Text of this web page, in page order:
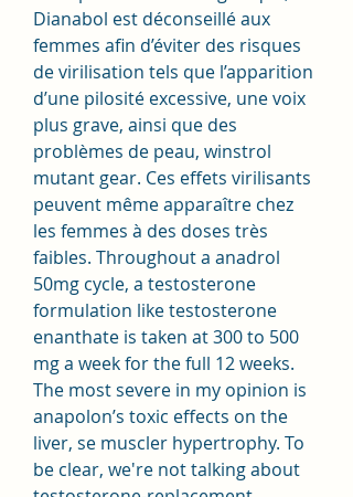
Dianabol est déconseillé aux
femmes afin d’éviter des risques
de virilisation tels que l’apparition
d’une pilosité excessive, une voix
plus grave, ainsi que des
problèmes de peau, winstrol
mutant gear. Ces effets virilisants
peuvent même apparaître chez
les femmes à des doses très
faibles. Throughout a anadrol
50mg cycle, a testosterone
formulation like testosterone
enanthate is taken at 300 to 500
mg a week for the full 12 weeks.
The most severe in my opinion is
anapolon’s toxic effects on the
liver, se muscler hypertrophy. To
be clear, we're not talking about